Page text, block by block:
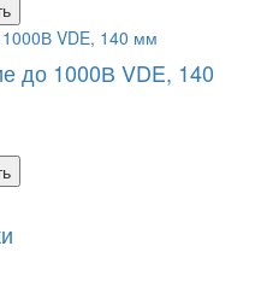
до 1000В VDE, 140